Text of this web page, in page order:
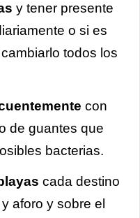
y tener presente
o si es
todos los
con
de guantes que
bacterias.
cada destino
aforo y sobre el